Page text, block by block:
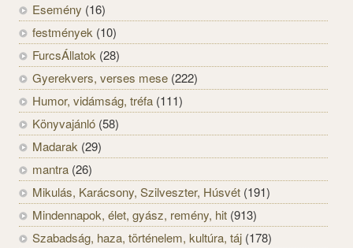
Esemény (16)
festmények (10)
FurcsÁllatok (28)
Gyerekvers, verses mese (222)
Humor, vidámság, tréfa (111)
Könyvajánló (58)
Madarak (29)
mantra (26)
Mikulás, Karácsony, Szilveszter, Húsvét (191)
Mindennapok, élet, gyász, remény, hit (913)
Szabadság, haza, történelem, kultúra, táj (178)